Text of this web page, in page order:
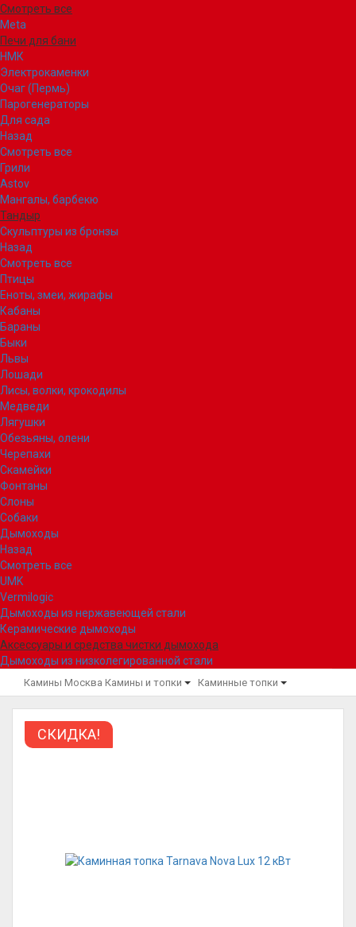
Смотреть все
Meta
Печи для бани
НМК
Электрокаменки
Очаг (Пермь)
Парогенераторы
Для сада
Назад
Смотреть все
Грили
Astov
Мангалы, барбекю
Тандыр
Скульптуры из бронзы
Назад
Смотреть все
Птицы
Еноты, змеи, жирафы
Кабаны
Бараны
Быки
Львы
Лошади
Лисы, волки, крокодилы
Медведи
Лягушки
Обезьяны, олени
Черепахи
Скамейки
Фонтаны
Слоны
Собаки
Дымоходы
Назад
Смотреть все
UMK
Vermilogic
Дымоходы из нержавеющей стали
Керамические дымоходы
Аксессуары и средства чистки дымохода
Дымоходы из низколегированной стали
Камины Москва Камины и топки Каминные топки
СКИДКА!